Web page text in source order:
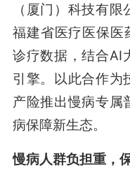
（厦门）科技有
福建省医疗医保医
诊疗数据，结合AI
引擎。以此合作为
产险推出慢病专属
病保障新生态。
慢病人群负担重，